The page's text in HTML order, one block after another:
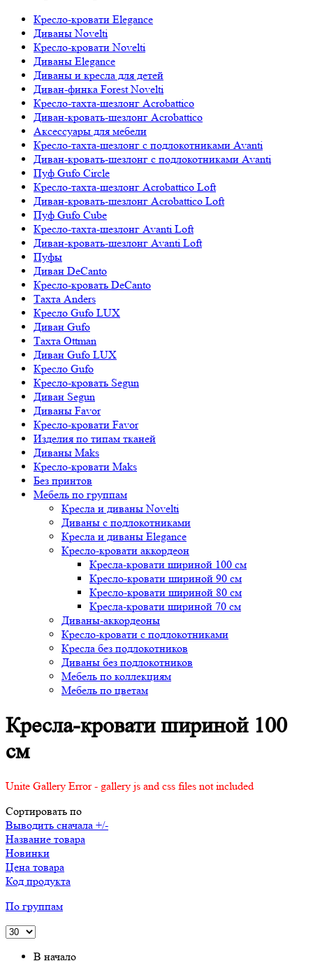
Кресло-кровати Elegance
Диваны Novelti
Кресло-кровати Novelti
Диваны Elegance
Диваны и кресла для детей
Диван-финка Forest Novelti
Кресло-тахта-шезлонг Acrobattico
Диван-кровать-шезлонг Acrobattico
Аксессуары для мебели
Кресло-тахта-шезлонг с подлокотниками Avanti
Диван-кровать-шезлонг с подлокотниками Avanti
Пуф Gufo Circle
Кресло-тахта-шезлонг Acrobattico Loft
Диван-кровать-шезлонг Acrobattico Loft
Пуф Gufo Cube
Кресло-тахта-шезлонг Avanti Loft
Диван-кровать-шезлонг Avanti Loft
Пуфы
Диван DeCanto
Кресло-кровать DeCanto
Тахта Anders
Кресло Gufo LUX
Диван Gufo
Тахта Ottman
Диван Gufo LUX
Кресло Gufo
Кресло-кровать Segun
Диван Segun
Диваны Favor
Кресло-кровати Favor
Изделия по типам тканей
Диваны Maks
Кресло-кровати Maks
Без принтов
Мебель по группам
Кресла и диваны Novelti
Диваны с подлокотниками
Кресла и диваны Elegance
Кресло-кровати аккордеон
Кресла-кровати шириной 100 см
Кресло-кровати шириной 90 см
Кресло-кровати шириной 80 см
Кресла-кровати шириной 70 см
Диваны-аккордеоны
Кресло-кровати с подлокотниками
Кресла без подлокотников
Диваны без подлокотников
Мебель по коллекциям
Мебель по цветам
Кресла-кровати шириной 100
см
Unite Gallery Error - gallery js and css files not included
Сортировать по
Выводить сначала +/-
Название товара
Новинки
Цена товара
Код продукта
По группам
В начало